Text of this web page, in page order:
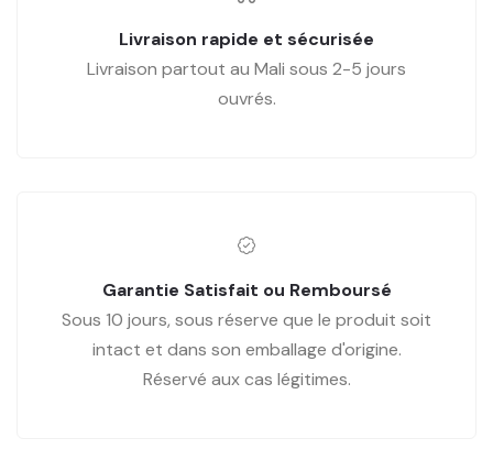
Livraison rapide et sécurisée
Livraison partout au Mali sous 2-5 jours
ouvrés.
Garantie Satisfait ou Remboursé
Sous 10 jours, sous réserve que le produit soit
intact et dans son emballage d'origine.
Réservé aux cas légitimes.